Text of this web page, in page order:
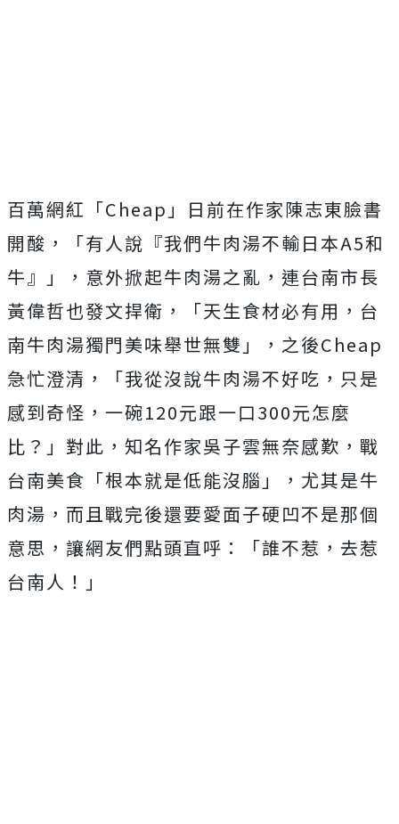
百萬網紅「Cheap」日前在作家陳志東臉書
開酸，「有人說『我們牛肉湯不輸日本A5和
牛』」，意外掀起牛肉湯之亂，連台南市長
黃偉哲也發文捍衛，「天生食材必有用，台
南牛肉湯獨門美味舉世無雙」，之後Cheap
急忙澄清，「我從沒說牛肉湯不好吃，只是
感到奇怪，一碗120元跟一口300元怎麼
比？」對此，知名作家吳子雲無奈感歎，戰
台南美食「根本就是低能沒腦」，尤其是牛
肉湯，而且戰完後還要愛面子硬凹不是那個
意思，讓網友們點頭直呼：「誰不惹，去惹
台南人！」